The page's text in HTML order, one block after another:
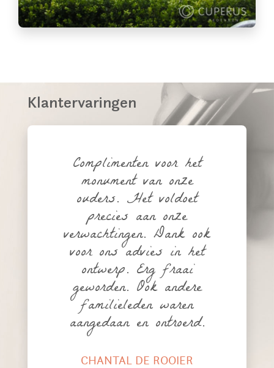
Klantervaringen
Complimenten voor het
monument van onze
ouders. Het voldoet
precies aan onze
verwachtingen. Dank ook
voor ons advies in het
ontwerp. Erg fraai
geworden. Ook andere
familieleden waren
aangedaan en ontroerd.
CHANTAL DE ROOIER